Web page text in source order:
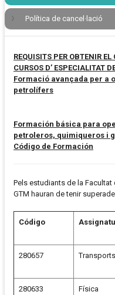
Política de cancel·lació
REQUISITS PER OBTENIR EL
CURSOS D’ ESPECIALITAT
Formació avançada per a
petrolífers
Formación básica para
petroleros, quimiqueros i
Código de Formación
Pels estudiants de la
GTM hauran de tenir
Código
280657
280633 Física